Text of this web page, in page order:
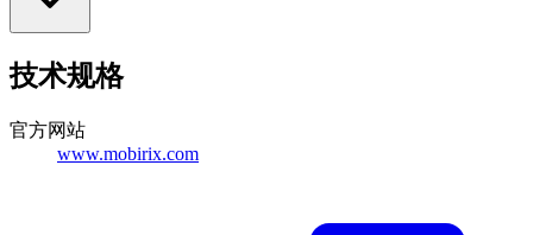
技术规格
官方网站
www.mobirix.com